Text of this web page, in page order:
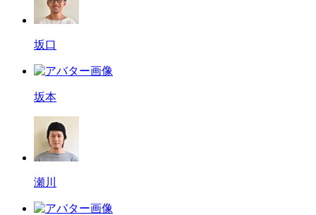
坂口
坂本
瀬川